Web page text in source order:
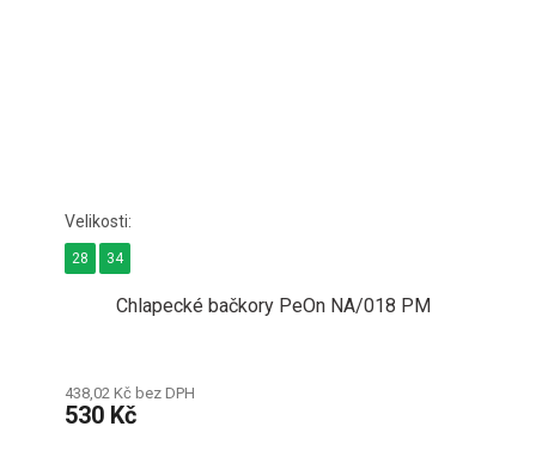
Chlapecké bačkory PeOn NA/018 PM
438,02 Kč bez DPH
530 Kč
28 34